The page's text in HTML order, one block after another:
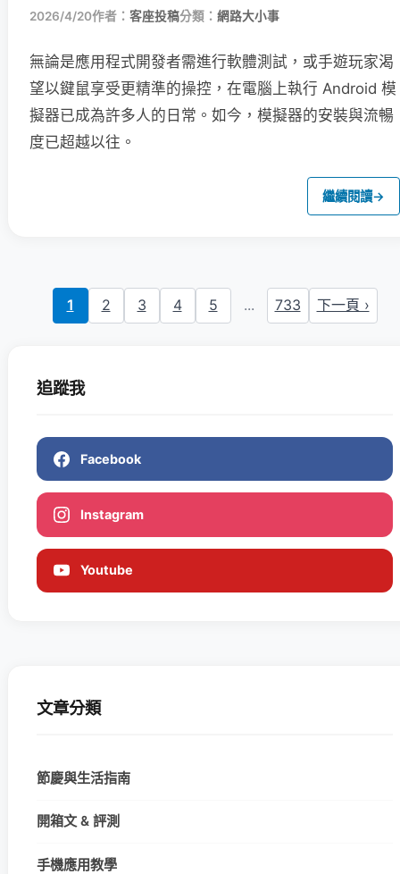
2026/4/20作者： 客座投稿分類： 網路大小事
無論是應用程式開發者需進行軟體測試，或手遊玩家渴
望以鍵鼠享受更精準的操控，在電腦上執行 Android 模
擬器已成為許多人的日常。如今，模擬器的安裝與流暢
度已超越以往。
繼續閱讀→
1 2 3 4 5 ... 733 下一頁 ›
追蹤我
Facebook
Instagram
Youtube
文章分類
節慶與生活指南
開箱文 & 評測
手機應用教學